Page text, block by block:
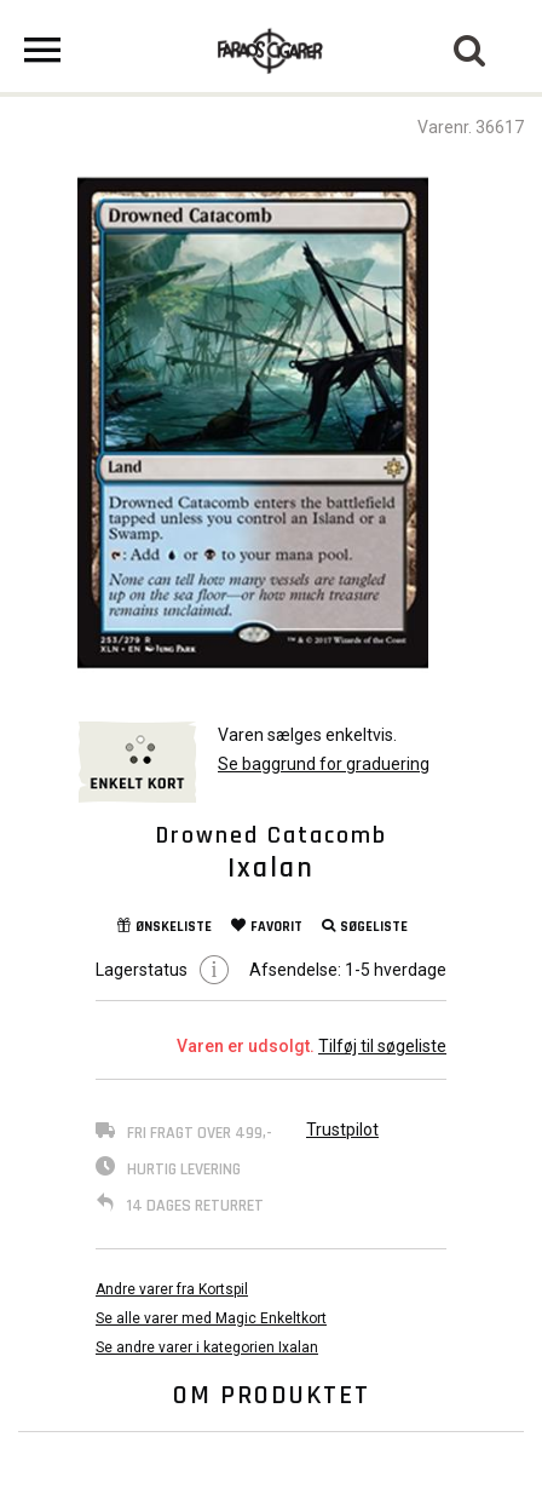
Varenr. 36617
Varen sælges enkeltvis.
Se baggrund for graduering
Drowned Catacomb
Ixalan
ØNSKELISTE FAVORIT SØGELISTE
Lagerstatus Afsendelse: 1-5 hverdage
Varen er udsolgt. Tilføj til søgeliste
FRI FRAGT OVER 499,-
HURTIG LEVERING
14 DAGES RETURRET
Trustpilot
Andre varer fra Kortspil
Se alle varer med Magic Enkeltkort
Se andre varer i kategorien Ixalan
OM PRODUKTET